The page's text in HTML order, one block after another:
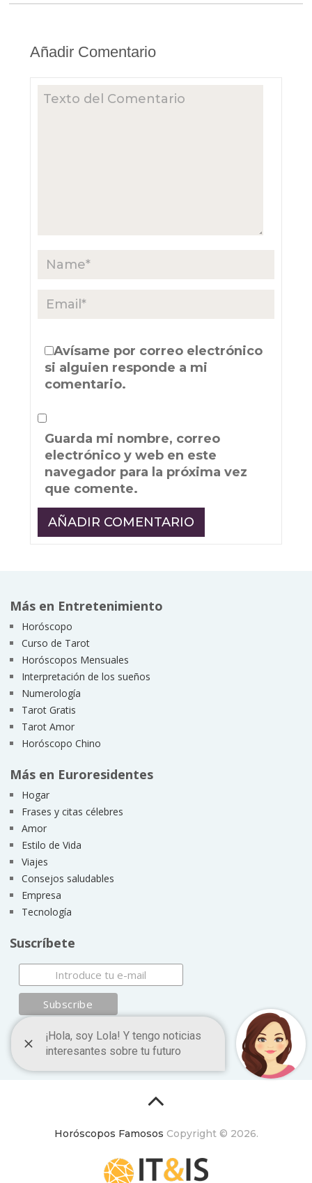
Añadir Comentario
Avísame por correo electrónico
si alguien responde a mi
comentario.
Guarda mi nombre, correo
electrónico y web en este
navegador para la próxima vez
que comente.
Más en Entretenimiento
Horóscopo
Curso de Tarot
Horóscopos Mensuales
Interpretación de los sueños
Numerología
Tarot Gratis
Tarot Amor
Horóscopo Chino
Más en Euroresidentes
Hogar
Frases y citas célebres
Amor
Estilo de Vida
Viajes
Consejos saludables
Empresa
Tecnología
Suscríbete
Horóscopos Famosos Copyright © 2026.